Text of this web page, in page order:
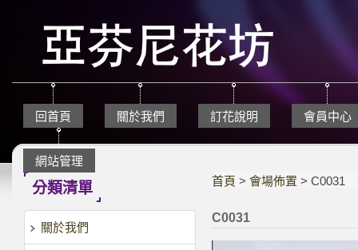
回首頁 關於我們 訂花說明 會員中心
網站管理
分類清單
關於我們
首頁 >會場佈置 > C0031
C0031